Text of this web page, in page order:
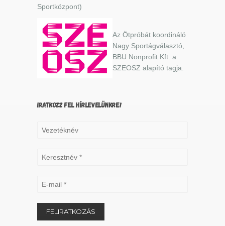
Sportközpont)
Az Ötpróbát koordináló
Nagy Sportágválasztó,
BBU Nonprofit Kft. a
SZEOSZ alapító tagja.
IRATKOZZ FEL HÍRLEVELÜNKRE!